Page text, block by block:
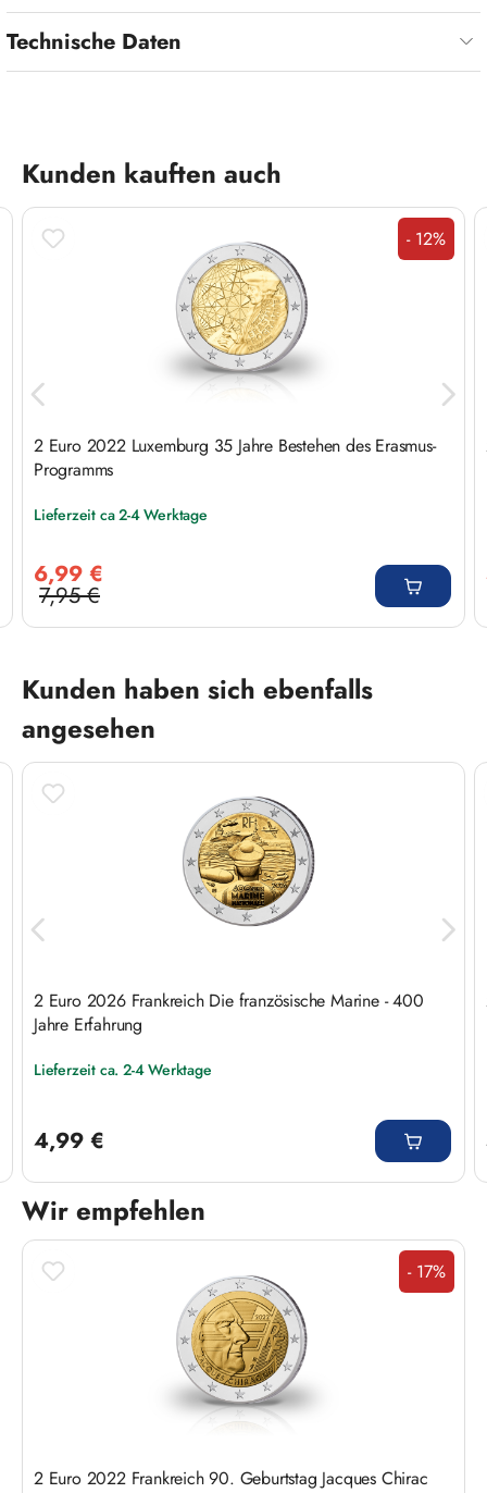
Technische Daten
Produktgalerie überspringen
Kunden kauften auch
Rabatt
- 12%
2 Euro 2022 Luxemburg 35 Jahre Bestehen des Erasmus-
Programms
Lieferzeit ca 2-4 Werktage
6,99 €
Regulärer Preis:
7,95 €
Produktgalerie überspringen
Kunden haben sich ebenfalls
angesehen
2 Euro 2026 Frankreich Die französische Marine - 400
Jahre Erfahrung
Lieferzeit ca. 2-4 Werktage
4,99 €
Wir empfehlen
Produktgalerie überspringen
Rabatt
- 17%
2 Euro 2022 Frankreich 90. Geburtstag Jacques Chirac